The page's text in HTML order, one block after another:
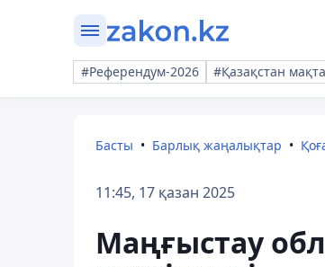
#Референдум-2026 #Қазақстан
Басты Барлық жаңалықтар
11:45, 17 қазан 2025
Маңғыстау